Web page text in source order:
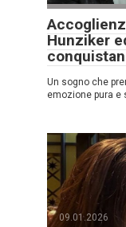
Hunziker
Un sogno che
emozione pura e
09.01.2026